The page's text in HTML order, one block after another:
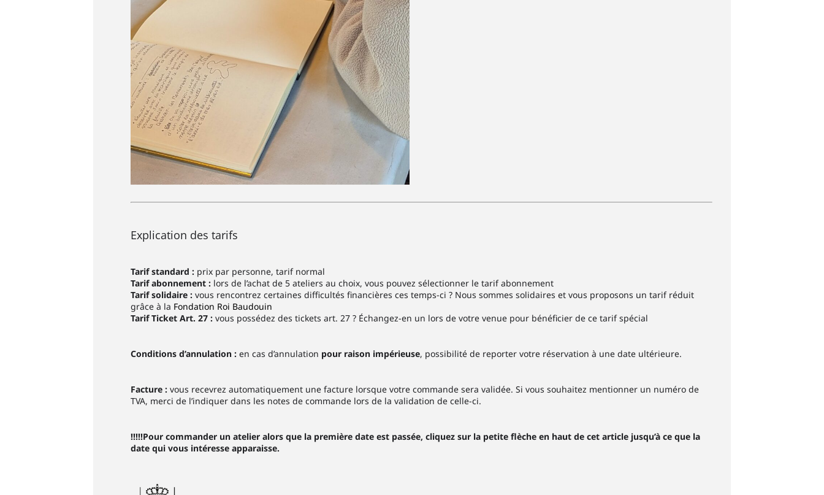
Explication des tarifs
Tarif standard : prix par personne, tarif normal
Tarif abonnement : lors de l’achat de 5 ateliers au choix, vous pouvez sélectionner le tarif abonnement
Tarif solidaire : vous rencontrez certaines difficultés financières ces temps-ci ? Nous sommes solidaires et vous proposons un tarif réduit
grâce à la Fondation Roi Baudouin
Tarif Ticket Art. 27 : vous possédez des tickets art. 27 ? Échangez-en un lors de votre venue pour bénéficier de ce tarif spécial
Conditions d’annulation : en cas d’annulation pour raison impérieuse, possibilité de reporter votre réservation à une date ultérieure.
Facture : vous recevrez automatiquement une facture lorsque votre commande sera validée. Si vous souhaitez mentionner un numéro de
TVA, merci de l’indiquer dans les notes de commande lors de la validation de celle-ci.
!!!!!Pour commander un atelier alors que la première date est passée, cliquez sur la petite flèche en haut de cet article jusqu’à ce que la
date qui vous intéresse apparaisse.